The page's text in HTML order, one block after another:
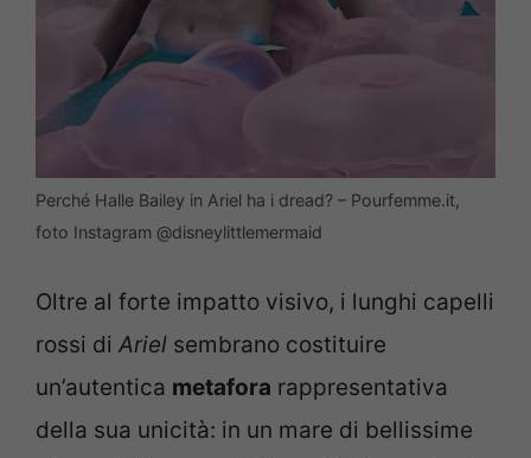
Perché Halle Bailey in Ariel ha i dread? – Pourfemme.it,
foto Instagram @disneylittlemermaid
Oltre al forte impatto visivo, i lunghi capelli
rossi di Ariel sembrano costituire
un’autentica metafora rappresentativa
della sua unicità: in un mare di bellissime